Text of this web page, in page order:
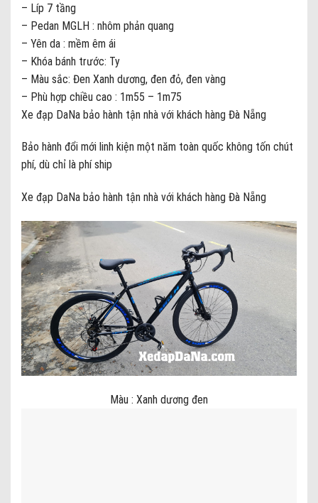
– Líp 7 tầng
– Pedan MGLH : nhôm phản quang
– Yên da : mềm êm ái
– Khóa bánh trước: Ty
– Màu sắc: Đen Xanh dương, đen đỏ, đen vàng
– Phù hợp chiều cao : 1m55 – 1m75
Xe đạp DaNa bảo hành tận nhà với khách hàng Đà Nẵng
Bảo hành đổi mới linh kiện một năm toàn quốc không tốn chút
phí, dù chỉ là phí ship
Xe đạp DaNa bảo hành tận nhà với khách hàng Đà Nẵng
Màu : Xanh dương đen